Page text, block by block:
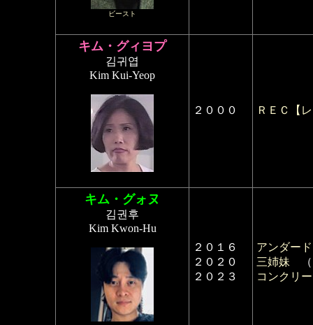
ビースト
キム・グィヨプ
김귀엽
Kim Kui-Yeop
２０００ ＲＥＣ【
キム・グォヌ
김권후
Kim Kwon-Hu
２０１６
２０２０
２０２３
アンダー
三姉妹 （
コンクリ